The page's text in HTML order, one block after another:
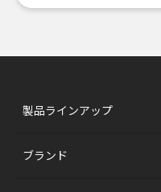
製品ラインアップ
ブランド